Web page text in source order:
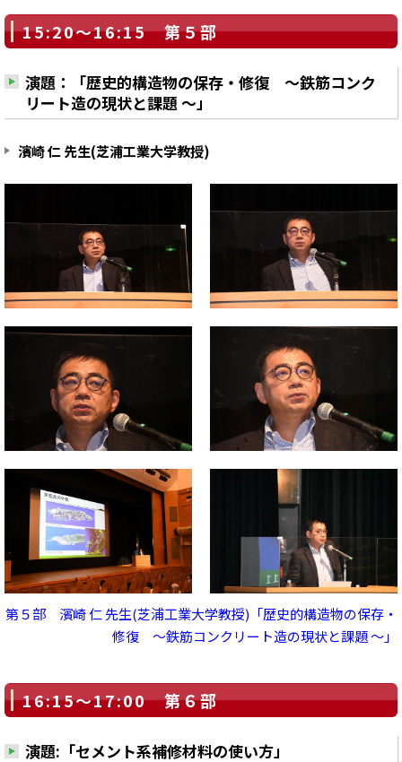
15:20～16:15 第５部
演題：「歴史的構造物の保存・修復 ～鉄筋コンク
リート造の現状と課題 ～」
濱崎 仁 先生(芝浦工業大学教授)
第５部 濱崎 仁 先生(芝浦工業大学教授)「歴史的構造物の保存・
修復 ～鉄筋コンクリート造の現状と課題 ～」
16:15～17:00 第６部
演題:「セメント系補修材料の使い方」